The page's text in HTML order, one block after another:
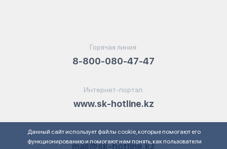
Горячая линия:
8-800-080-47-47
Интернет-портал:
www.sk-hotline.kz
Электронная почта:
mail@sk-hotline.kz
Данный сайт использует файлы cookie, которые помогают его
функционированию и помогают нам понять, как пользователи